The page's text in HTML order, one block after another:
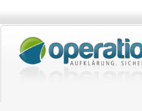
springen